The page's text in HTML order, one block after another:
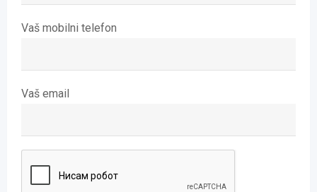
Vaš mobilni telefon
Vaš email